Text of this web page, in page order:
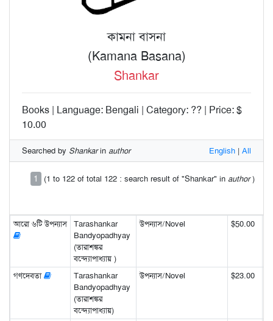
কামনা বাসনা
(Kamana Basana)
Shankar
Books | Language: Bengali | Category: ?? | Price: $
10.00
Searched by Shankarin author English | All
1 (1 to 122 of total 122 : search result of "Shankar" in author)
আরো ৬টি উপন্যাস
Tarashankar
Bandyopadhyay
(তারাশঙ্কর
বন্দ্যোপাধ্যায় )
উপন্যাস/Novel $50.00
গণদেবতা
Tarashankar
Bandyopadhyay
(তারাশঙ্কর
বন্দ্যোপাধ্যায়)
উপন্যাস/Novel $23.00